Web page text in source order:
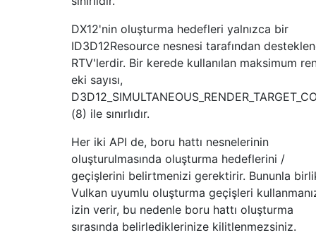
DX12'nin oluşturma hedefleri yalnızca bir
ID3D12Resource nesnesi tarafından
RTV'lerdir. Bir kerede kullanılan maksimum
eki sayısı,
(8) ile sınırlıdır.
Her iki API de, boru hattı nesnelerinin
oluşturulmasında oluşturma hedeflerini /
geçişlerini belirtmenizi gerektirir. Bununla
Vulkan uyumlu oluşturma geçişleri
izin verir, bu nedenle boru hattı oluşturma
sırasında belirlediklerinize kilitlenmezsiniz.